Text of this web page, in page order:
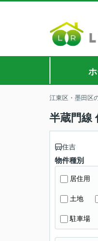
江東区・墨田区
半蔵門線
住吉
物件種別
居住用
土地
駐車場